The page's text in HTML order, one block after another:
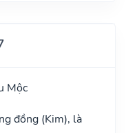
Mộc
đồng (Kim), là